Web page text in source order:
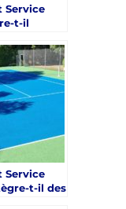
Service
t-il
tennis
Mougins ?
Service
t-il des